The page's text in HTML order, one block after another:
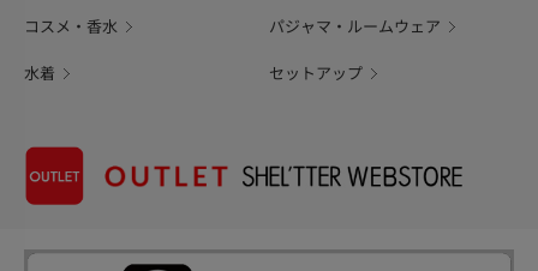
コスメ・香水 パジャマ・ルームウェア
水着 セットアップ